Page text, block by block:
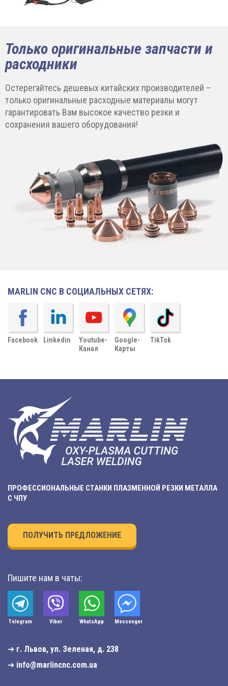
Только оригинальные запчасти и
расходники
Остерегайтесь дешевых китайских производителей –
только оригинальные расходные материалы могут
гарантировать Вам высокое качество резки и
сохранения вашего оборудования!
MARLIN CNC В СОЦИАЛЬНЫХ СЕТЯХ:
Facebook Linkedin
Youtube-
Канал
Google-
Карты
TikTok
ПРОФЕССИОНАЛЬНЫЕ СТАНКИ ПЛАЗМЕННОЙ РЕЗКИ МЕТАЛЛА
С ЧПУ
ПОЛУЧИТЬ ПРЕДЛОЖЕНИЕ
Пишите нам в чаты:
Telegram Viber WhatsApp Мessenger
➔ г. Львов, ул. Зеленая, д. 238
➔ info@marlincnc.com.ua